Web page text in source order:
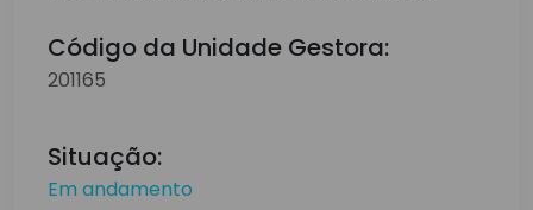
Código da Unidade Gestora:
201165
Situação:
Em andamento